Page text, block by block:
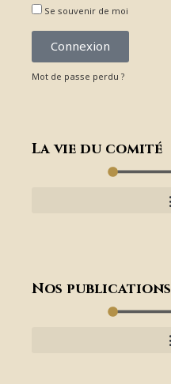
Se souvenir de moi
Connexion
Mot de passe perdu ?
La vie du comité
Nos publications